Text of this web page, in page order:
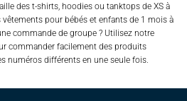
des t-shirts, hoodies ou tanktops de XS à
pour bébés et enfants de 1 mois à
commande de groupe ? Utilisez notre
commander facilement des produits
numéros différents en une seule fois.